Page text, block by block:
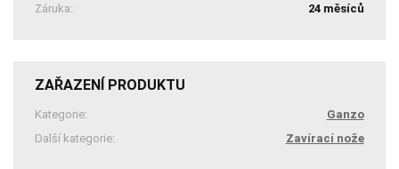
Záruka: 24 měsíců
ZAŘAZENÍ PRODUKTU
Kategorie:
Ganzo
Další kategorie:
Zavírací nože